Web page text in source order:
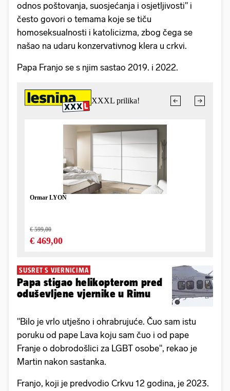
odnos poštovanja, suosjećanja i osjetljivosti" i
često govori o temama koje se tiču ​​
homoseksualnosti i katolicizma, zbog čega se
našao na udaru konzervativnog klera u crkvi.
Papa Franjo se s njim sastao 2019. i 2022.
SUSRET S VJERNICIMA
Papa stigao helikopterom pred
oduševljene vjernike u Rimu
"Bilo je vrlo utješno i ohrabrujuće. Čuo sam istu
poruku od pape Lava koju sam čuo i od pape
Franje o dobrodošlici za LGBT osobe", rekao je
Martin nakon sastanka.
Franjo, koji je predvodio Crkvu 12 godina, je 2023.